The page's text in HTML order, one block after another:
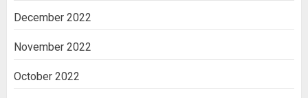
December 2022
November 2022
October 2022